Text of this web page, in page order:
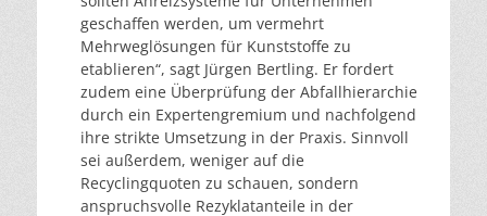
geschaffen werden, um vermehrt
Mehrweglösungen für Kunststoffe zu
etablieren“, sagt Jürgen Bertling. Er fordert
zudem eine Überprüfung der Abfallhierarchie
durch ein Expertengremium und nachfolgend
ihre strikte Umsetzung in der Praxis. Sinnvoll
sei außerdem, weniger auf die
Recyclingquoten zu schauen, sondern
anspruchsvolle Rezyklatanteile in der